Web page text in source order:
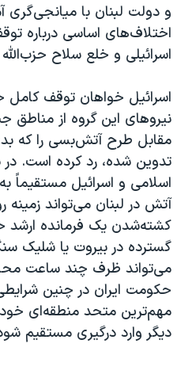
و دولت لبنان با میانجی‌گری
اختلاف‌های اساسی درباره
اسرائیلی و خلع سلاح
اسرائیل خواهان توقف
نیروهای این گروه از مناطق
مقابل طرح آتش‌بسی را که
تدوین شده، رد کرده است.
اسلامی و اسرائیل مستقیماً
آتش در لبنان می‌تواند زمینه
کشته‌شدن یک فرمانده ارشد
گسترده در بیروت یا شلیک
می‌تواند ظرف چند ساعت
حکومت ایران در چنین
مهم‌ترین متحد منطقه‌ای خود
دیگر وارد درگیری مستقیم